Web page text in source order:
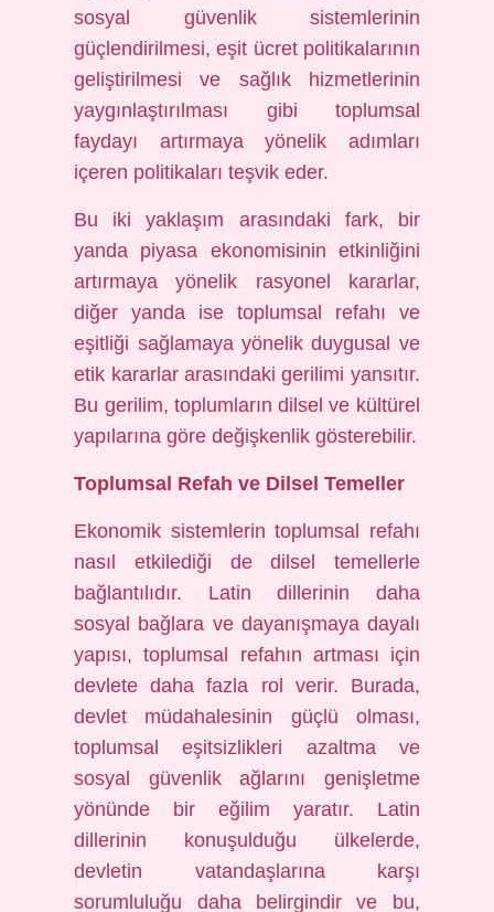
sosyal güvenlik sistemlerinin
güçlendirilmesi, eşit ücret politikalarının
geliştirilmesi ve sağlık hizmetlerinin
yaygınlaştırılması gibi toplumsal
faydayı artırmaya yönelik adımları
içeren politikaları teşvik eder.
Bu iki yaklaşım arasındaki fark, bir
yanda piyasa ekonomisinin etkinliğini
artırmaya yönelik rasyonel kararlar,
diğer yanda ise toplumsal refahı ve
eşitliği sağlamaya yönelik duygusal ve
etik kararlar arasındaki gerilimi yansıtır.
Bu gerilim, toplumların dilsel ve kültürel
yapılarına göre değişkenlik gösterebilir.
Toplumsal Refah ve Dilsel Temeller
Ekonomik sistemlerin toplumsal refahı
nasıl etkilediği de dilsel temellerle
bağlantılıdır. Latin dillerinin daha
sosyal bağlara ve dayanışmaya dayalı
yapısı, toplumsal refahın artması için
devlete daha fazla rol verir. Burada,
devlet müdahalesinin güçlü olması,
toplumsal eşitsizlikleri azaltma ve
sosyal güvenlik ağlarını genişletme
yönünde bir eğilim yaratır. Latin
dillerinin konuşulduğu ülkelerde,
devletin vatandaşlarına karşı
sorumluluğu daha belirgindir ve bu,